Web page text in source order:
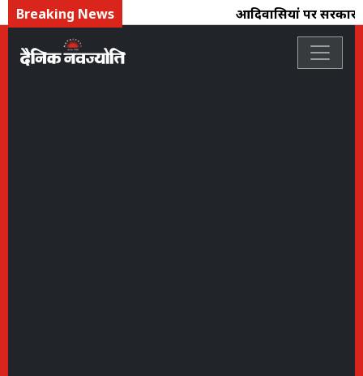
Breaking News आदिवासियोंं पर सरकार